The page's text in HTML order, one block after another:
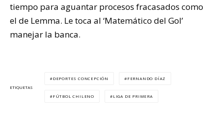
tiempo para aguantar procesos fracasados como
el de Lemma. Le toca al ‘Matemático del Gol’
manejar la banca.
ETIQUETAS
DEPORTES CONCEPCIÓN FERNANDO DÍAZ
FÚTBOL CHILENO LIGA DE PRIMERA